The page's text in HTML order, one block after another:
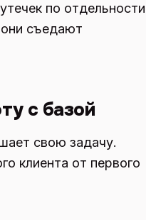
по отдельности
съедают
с базой
свою задачу.
клиента от первого